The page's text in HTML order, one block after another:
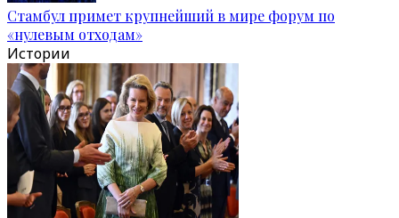
Стамбул примет крупнейший в мире форум по
«нулевым отходам»
Истории